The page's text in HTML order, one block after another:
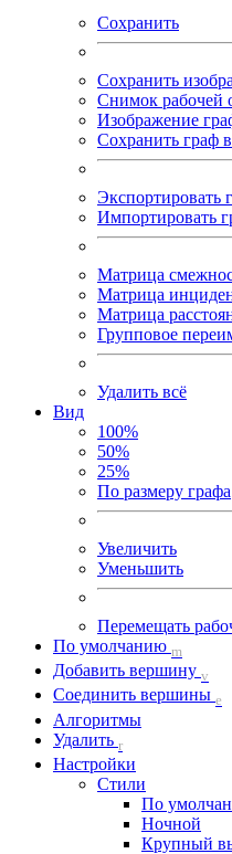
Сохранить
Сохранить
Снимок рабочей
Изображение
Сохранить граф
Экспортировать
Импортировать
Матрица
Матрица
Матрица
Групповое
Удалить всё
Вид
100%
50%
25%
По размеру графа
Увеличить
Уменьшить
Перемещать
По умолчанию m
Добавить вершину v
Соединить вершины e
Алгоритмы
Удалить r
Настройки
Стили
По
Ночной
Крупный